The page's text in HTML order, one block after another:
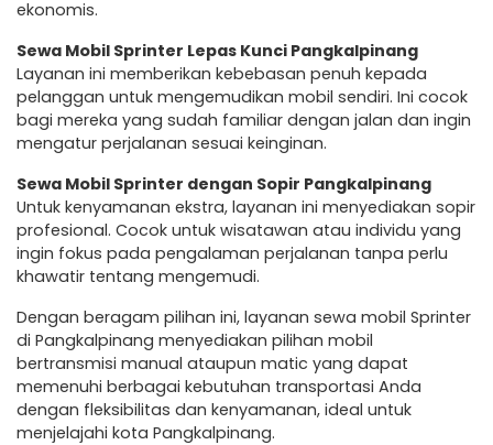
ekonomis.
Sewa Mobil Sprinter Lepas Kunci Pangkalpinang
Layanan ini memberikan kebebasan penuh kepada
pelanggan untuk mengemudikan mobil sendiri. Ini cocok
bagi mereka yang sudah familiar dengan jalan dan ingin
mengatur perjalanan sesuai keinginan.
Sewa Mobil Sprinter dengan Sopir Pangkalpinang
Untuk kenyamanan ekstra, layanan ini menyediakan sopir
profesional. Cocok untuk wisatawan atau individu yang
ingin fokus pada pengalaman perjalanan tanpa perlu
khawatir tentang mengemudi.
Dengan beragam pilihan ini, layanan sewa mobil Sprinter
di Pangkalpinang menyediakan pilihan mobil
bertransmisi manual ataupun matic yang dapat
memenuhi berbagai kebutuhan transportasi Anda
dengan fleksibilitas dan kenyamanan, ideal untuk
menjelajahi kota Pangkalpinang.